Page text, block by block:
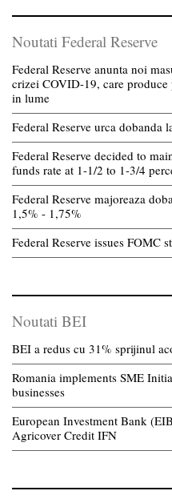
Noutati Federal Reserve
Federal Reserve anunta noi
crizei COVID-19, care
in lume
Federal Reserve urca dobanda
Federal Reserve decided to
funds rate at 1-1/2 to 1-3/4
Federal Reserve majoreaza
1,5% - 1,75%
Federal Reserve issues FOMC
Noutati BEI
BEI a redus cu 31% sprijinul
Romania implements SME
businesses
European Investment Bank
Agricover Credit IFN